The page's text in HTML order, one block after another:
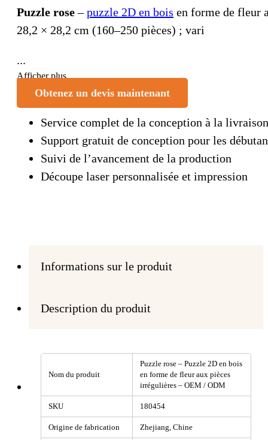
Puzzle rose–puzzle 2D en bois en forme de fleur
28,2 × 28,2 cm (160–250 pièces) ; vari
...
Afficher plus
Obtenez un devis maintenant
Service complet de la conception à la livraison
Support gratuit de conception pour les
Suivi de l’avancement de la production
Découpe laser personnalisée et impression
Informations sur le produit
Description du produit
Nom du produit
Puzzle rose – Puzzle 2D en bois
en forme de fleur aux pièces
irrégulières – OEM / ODM
SKU 180454
Origine de fabrication Zhejiang, Chine